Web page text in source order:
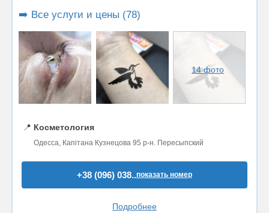
➡️ Все услуги и цены (78)
14 фото
📍 Косметология
Одесса, Капітана Кузнецова 95 р-н. Пересыпский
+38 (096) 038..показать номер
Подробнее